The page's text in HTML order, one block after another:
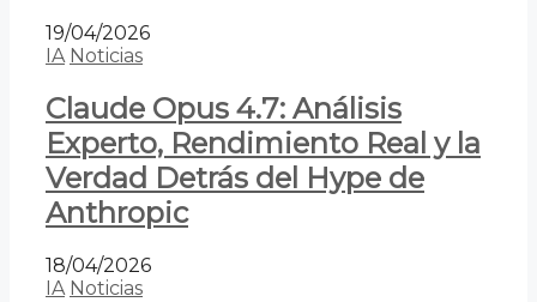
19/04/2026
IA Noticias
Claude Opus 4.7: Análisis
Experto, Rendimiento Real y la
Verdad Detrás del Hype de
Anthropic
18/04/2026
IA Noticias